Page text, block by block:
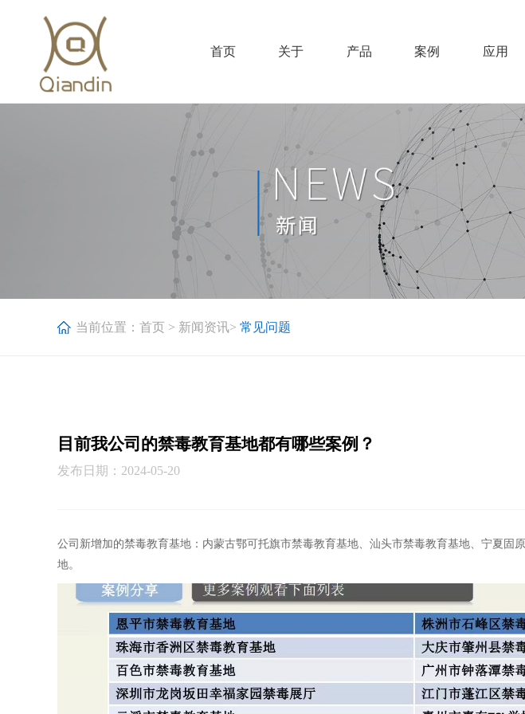
首页 关于 产品 案例 应用
当前位置： 首页 > 新闻资讯> 常见问题
目前我公司的禁毒教育基地都有哪些案例？
发布日期：2024-05-20
公司新增加的禁毒教育基地：内蒙古鄂可托旗市禁毒教育基地、汕头市禁毒教育基地、宁夏固
地。